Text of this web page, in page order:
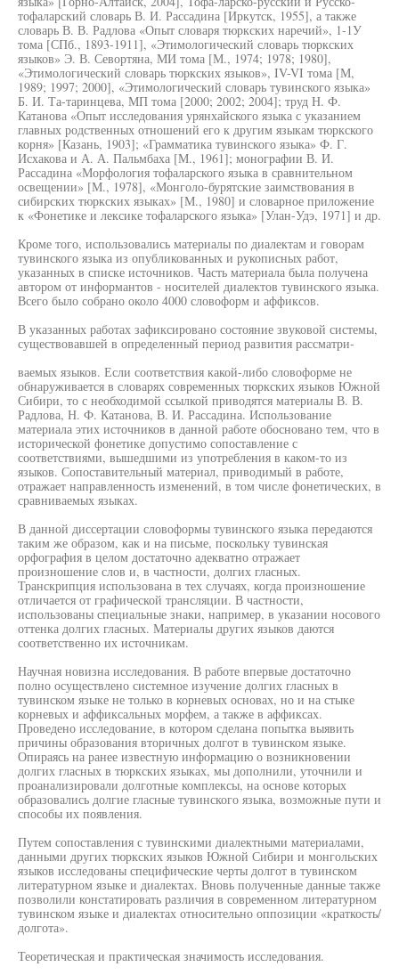
тофаларский словарь В. И. Рассадина [Иркутск, 1955], а также
словарь В. В. Радлова «Опыт словаря тюркских наречий», 1-1У
тома [СПб., 1893-1911], «Этимологический словарь тюркских
языков» Э. В. Севортяна, МИ тома [М., 1974; 1978; 1980],
«Этимологический словарь тюркских языков», IV-VI тома [М,
1989; 1997; 2000], «Этимологический словарь тувинского языка»
Б. И. Та-таринцева, МП тома [2000; 2002; 2004]; труд Н. Ф.
Катанова «Опыт исследования урянхайского языка с указанием
главных родственных отношений его к другим языкам тюркского
корня» [Казань, 1903]; «Грамматика тувинского языка» Ф. Г.
Исхакова и А. А. Пальмбаха [М., 1961]; монографии В. И.
Рассадина «Морфология тофаларского языка в сравнительном
освещении» [М., 1978], «Монголо-бурятские заимствования в
сибирских тюркских языках» [М., 1980] и словарное приложение
к «Фонетике и лексике тофаларского языка» [Улан-Удэ, 1971] и др.
Кроме того, использовались материалы по диалектам и говорам
тувинского языка из опубликованных и рукописных работ,
указанных в списке источников. Часть материала была получена
автором от информантов - носителей диалектов тувинского языка.
Всего было собрано около 4000 словоформ и аффиксов.
В указанных работах зафиксировано состояние звуковой системы,
существовавшей в определенный период развития рассматри-
ваемых языков. Если соответствия какой-либо словоформе не
обнаруживается в словарях современных тюркских языков Южной
Сибири, то с необходимой ссылкой приводятся материалы В. В.
Радлова, Н. Ф. Катанова, В. И. Рассадина. Использование
материала этих источников в данной работе обосновано тем, что в
исторической фонетике допустимо сопоставление с
соответствиями, вышедшими из употребления в каком-то из
языков. Сопоставительный материал, приводимый в работе,
отражает направленность изменений, в том числе фонетических, в
сравниваемых языках.
В данной диссертации словоформы тувинского языка передаются
таким же образом, как и на письме, поскольку тувинская
орфография в целом достаточно адекватно отражает
произношение слов и, в частности, долгих гласных.
Транскрипция использована в тех случаях, когда произношение
отличается от графической трансляции. В частности,
использованы специальные знаки, например, в указании носового
оттенка долгих гласных. Материалы других языков даются
соответственно их источникам.
Научная новизна исследования. В работе впервые достаточно
полно осуществлено системное изучение долгих гласных в
тувинском языке не только в корневых основах, но и на стыке
корневых и аффиксальных морфем, а также в аффиксах.
Проведено исследование, в котором сделана попытка выявить
причины образования вторичных долгот в тувинском языке.
Опираясь на ранее известную информацию о возникновении
долгих гласных в тюркских языках, мы дополнили, уточнили и
проанализировали долготные комплексы, на основе которых
образовались долгие гласные тувинского языка, возможные пути и
способы их появления.
Путем сопоставления с тувинскими диалектными материалами,
данными других тюркских языков Южной Сибири и монгольских
языков исследованы специфические черты долгот в тувинском
литературном языке и диалектах. Вновь полученные данные также
позволили констатировать различия в современном литературном
тувинском языке и диалектах относительно оппозиции «краткость/
долгота».
Теоретическая и практическая значимость исследования.